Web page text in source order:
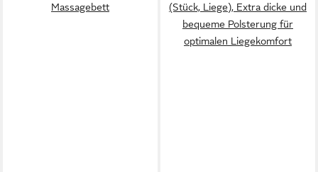
Massagebett
(Stück, Liege), Extra dicke und
bequeme Polsterung für
optimalen Liegekomfort